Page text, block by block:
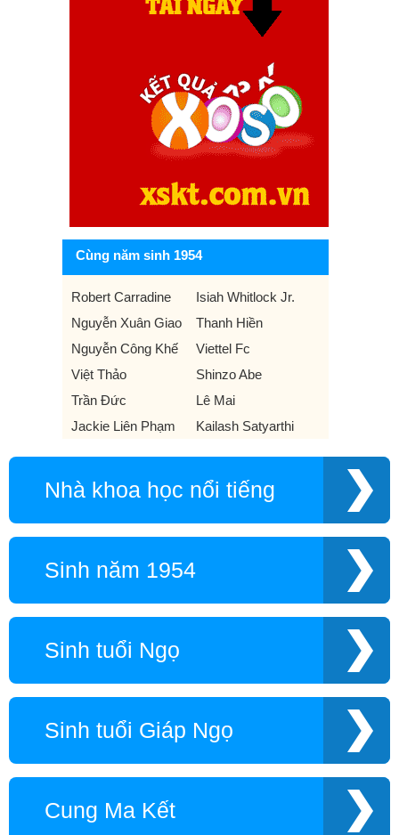
Cùng năm sinh 1954
Robert Carradine
Isiah Whitlock Jr.
Nguyễn Xuân Giao
Thanh Hiền
Nguyễn Công Khế
Viettel Fc
Việt Thảo
Shinzo Abe
Trần Đức
Lê Mai
Jackie Liên Phạm
Kailash Satyarthi
Nhà khoa học nổi tiếng
Sinh năm 1954
Sinh tuổi Ngọ
Sinh tuổi Giáp Ngọ
Cung Ma Kết